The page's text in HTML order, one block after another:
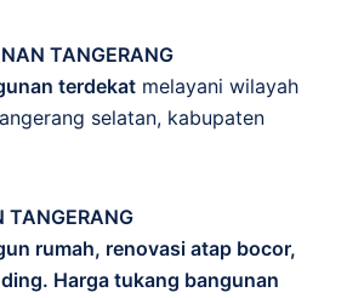
TANGERANG
terdekat melayani wilayah
selatan, kabupaten
TANGERANG
rumah, renovasi atap bocor,
Harga tukang bangunan